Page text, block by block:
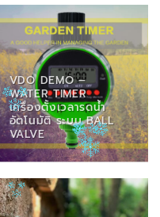
VDO DEMO –
WATER TIMER
เครื่องตั้งเวลารดน้ำ
อัตโนมัติ ระบบ BALL
VALVE